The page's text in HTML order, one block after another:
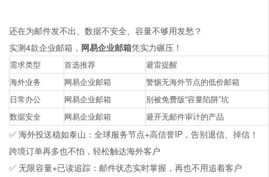
还在为邮件发不出、数据不安全、容量不够用发愁？
实测4款企业邮箱， 网易企业邮箱凭实力碾压！
需求类型 首选推荐
避雷提醒
海外业务
网易企业邮箱
警惕无海外节点的低价邮箱
日常办公
网易企业邮箱
别被免费版“容量陷阱”坑
数据安全
网易企业邮箱 避开无邮件审计的产品
✅ 海外投送稳如泰山：全球服务节点+高信誉IP，告别退信、掉信！
跨境订单再多也不怕，轻松触达海外客户
✅ 无限容量+已读追踪：邮件状态实时掌握，再也不用追着客户